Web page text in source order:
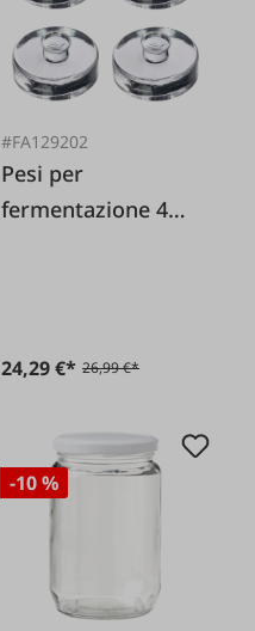
#FA129202
Pesi per
fermentazione 4
24,29 €* 26,99 €*
-10 %